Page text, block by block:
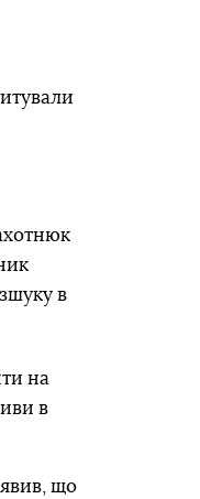
в
на
в
що